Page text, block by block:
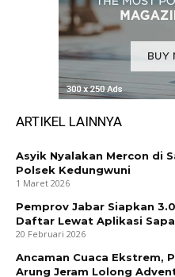
ARTIKEL LAINNYA
Asyik Nyalakan Mercon di
Polsek Kedungwuni
1 Maret 2026
Pemprov Jabar Siapkan
Daftar Lewat Aplikasi
20 Februari 2026
Ancaman Cuaca Ekstrem,
Arung Jeram Lolong